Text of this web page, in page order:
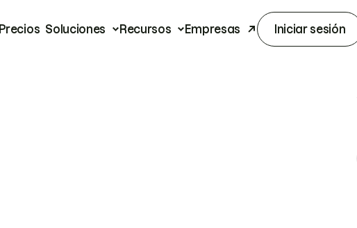
Precios Soluciones Recursos Empresas Iniciar sesión